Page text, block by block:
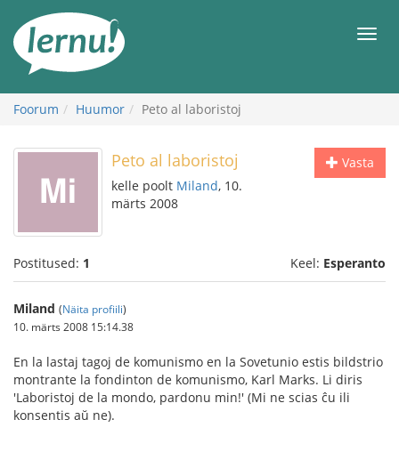
juurde
Foorum Huumor Peto al laboristoj
Vasta
Peto al laboristoj
kelle poolt Miland, 10.
märts 2008
Postitused: 1 Keel: Esperanto
Miland (Näita profiili)
10. märts 2008 15:14.38
En la lastaj tagoj de komunismo en la Sovetunio estis bildstrio
montrante la fondinton de komunismo, Karl Marks. Li diris
'Laboristoj de la mondo, pardonu min!' (Mi ne scias ĉu ili
konsentis aŭ ne).